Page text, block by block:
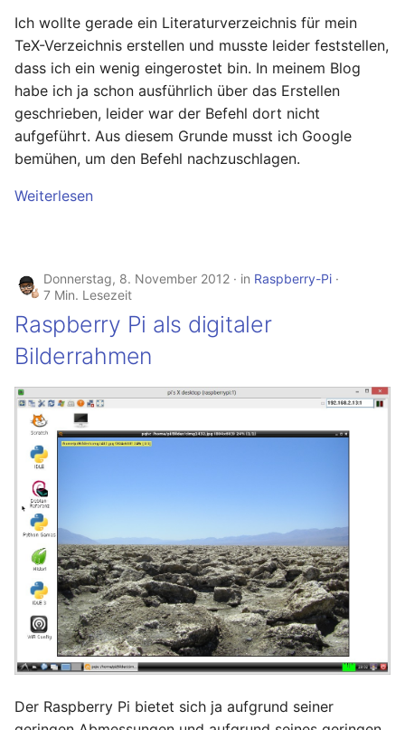
t
i
a
l
Nitrokey
OpenWrt
Pi-hole
Qubes OS
Raspberry-Pi
Synology
Tools
Windows
YubiKey
openmediavault
Linux
Ansible
OpenWRT
LaTeX
Tools & Apps
zur Verwaltung von
Schlüsselpaaren
OpenPGP-Schlüssel auf
den YubiKey exportieren
Öffentlichen SSH-
Server übertragen und
YubiKey als zweiten
Passwortmanager
KeePassXC
Thunderbird OpenPGP
Ready - E-Mails
verschlüsseln und
signieren
Secure LuCi Access Via
SSH
Secure LuCi Access Via SSH
Network Configuration
OpenWrt - Network
Stubby
OpenWrt – Stubby
OpenWrt - System
Configuration
AVM FRITZ!Box 4040 -
Upgrade
AVM FRITZ!Box 4040 -
Upgrade
USB Storage Device
USB Storage Device
WireGuard Peer
Configuration
Configuration
Ich wollte gerade ein Literaturverzeichnis für mein
TeX-Verzeichnis erstellen und musste leider feststellen,
dass ich ein wenig eingerostet bin. In meinem Blog
habe ich ja schon ausführlich über das Erstellen
geschrieben, leider war der Befehl dort nicht
aufgeführt. Aus diesem Grunde musst ich Google
bemühen, um den Befehl nachzuschlagen.
Weiterlesen
Donnerstag, 8. November 2012 in Raspberry-Pi
7 Min. Lesezeit
Raspberry Pi als digitaler
Bilderrahmen
Der Raspberry Pi bietet sich ja aufgrund seiner